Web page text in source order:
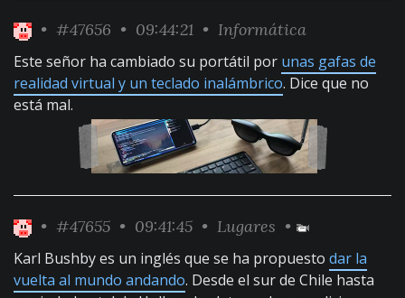
• #47656 • 09:44:21 • Informática
Este señor ha cambiado su portátil por unas gafas de
realidad virtual y un teclado inalámbrico. Dice que no
está mal.
• #47655 • 09:41:45 • Lugares •
Karl Bushby es un inglés que se ha propuesto dar la
vuelta al mundo andando. Desde el sur de Chile hasta